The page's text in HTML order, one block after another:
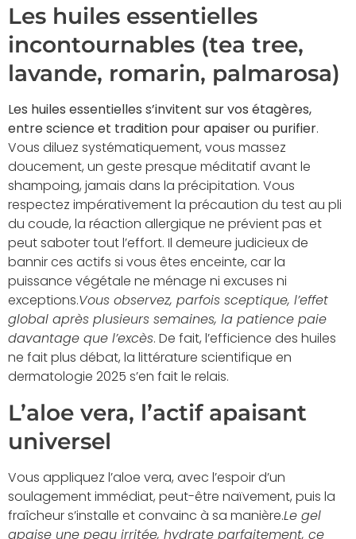
Les huiles essentielles
incontournables (tea tree,
lavande, romarin, palmarosa)
Les huiles essentielles s’invitent sur vos étagères,
entre science et tradition pour apaiser ou purifier.
Vous diluez systématiquement, vous massez
doucement, un geste presque méditatif avant le
shampoing, jamais dans la précipitation. Vous
respectez impérativement la précaution du test au pli
du coude, la réaction allergique ne prévient pas et
peut saboter tout l’effort. Il demeure judicieux de
bannir ces actifs si vous êtes enceinte, car la
puissance végétale ne ménage ni excuses ni
exceptions.Vous observez, parfois sceptique, l’effet
global après plusieurs semaines, la patience paie
davantage que l’excès. De fait, l’efficience des huiles
ne fait plus débat, la littérature scientifique en
dermatologie 2025 s’en fait le relais.
L’aloe vera, l’actif apaisant
universel
Vous appliquez l’aloe vera, avec l’espoir d’un
soulagement immédiat, peut-être naïvement, puis la
fraîcheur s’installe et convainc à sa manière.Le gel
apaise une peau irritée, hydrate parfaitement, ce